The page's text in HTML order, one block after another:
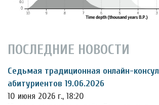
ПОСЛЕДНИЕ НОВОСТИ
Седьмая традиционная онлайн-
абитуриентов 19.06.2026
10 июня 2026 г., 18:20